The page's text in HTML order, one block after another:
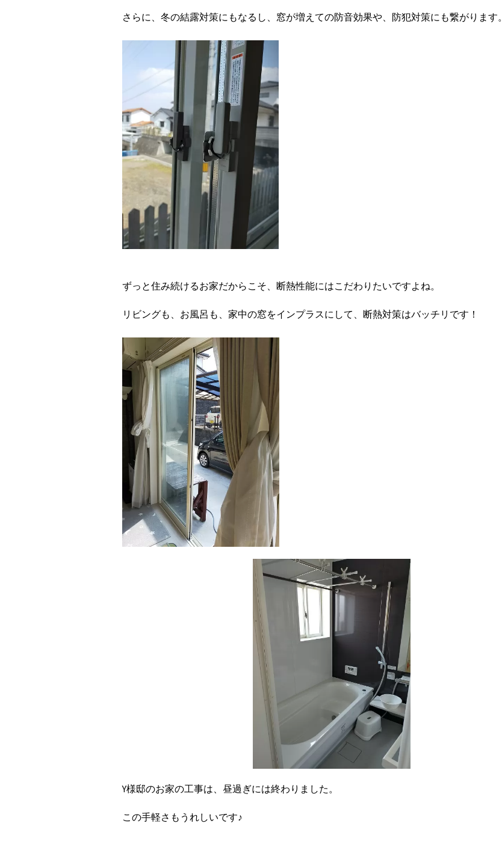
さらに、冬の結露対策にもなるし、窓が増えての防音効果や、防犯対策にも繋がります。
ずっと住み続けるお家だからこそ、断熱性能にはこだわりたいですよね。
リビングも、お風呂も、家中の窓をインプラスにして、断熱対策はバッチリです！
Y様邸のお家の工事は、昼過ぎには終わりました。
この手軽さもうれしいです♪